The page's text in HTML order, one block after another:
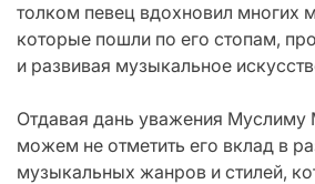
толком певец вдохновил многих
которые пошли по его стопам,
и развивая музыкальное
Отдавая дань уважения
можем не отметить его вклад в
музыкальных жанров и стилей,